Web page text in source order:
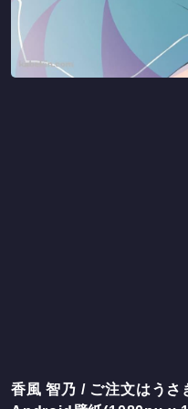
香風 智乃 / ご注文はう